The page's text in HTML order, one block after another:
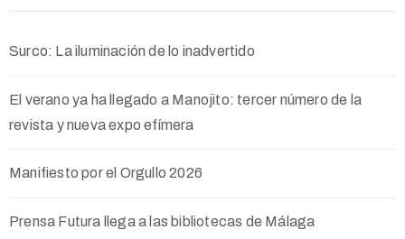
Surco: La iluminación de lo inadvertido
El verano ya ha llegado a Manojito: tercer número de la
revista y nueva expo efímera
Manifiesto por el Orgullo 2026
Prensa Futura llega a las bibliotecas de Málaga